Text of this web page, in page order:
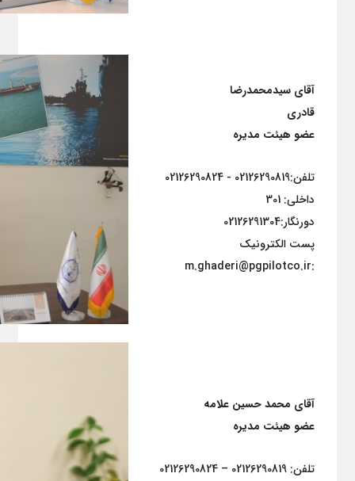
آقای سیدمحمدرضا
قادری
عضو هیئت مدیره
تلفن:02126290819 - 02126290824
داخلی: 301
دورنگار:02126291304
پست الکترونیک
:m.ghaderi@pgpilotco.ir
آقای محمد حسین علامه
عضو هیئت مدیره
تلفن: 02126290819 – 02126290824